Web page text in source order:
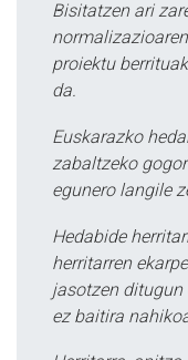
Bisitatzen ari
proiektu
da.
Euskarazko
zabaltzeko
egunero langile
Hedabide
herritarren
jasotzen
ez baitira